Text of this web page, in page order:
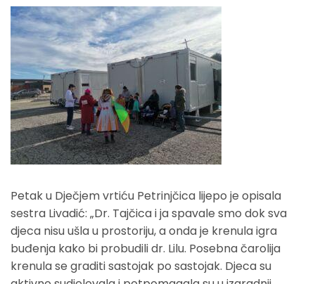
Petak u Dječjem vrtiću Petrinjčica lijepo je opisala
sestra Livadić: „Dr. Tajčica i ja spavale smo dok sva
djeca nisu ušla u prostoriju, a onda je krenula igra
buđenja kako bi probudili dr. Lilu. Posebna čarolija
krenula se graditi sastojak po sastojak. Djeca su